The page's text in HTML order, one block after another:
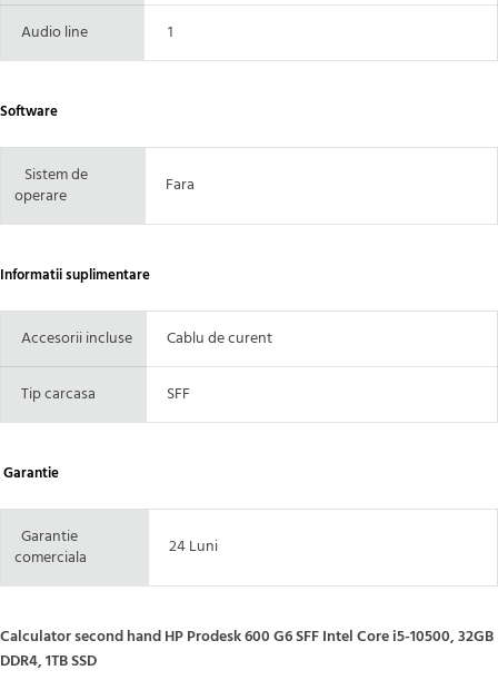
Audio line 1
Software
Sistem de
operare
Fara
Informatii suplimentare
Accesorii incluse Cablu de curent
Tip carcasa SFF
Garantie
Garantie
comerciala
24 Luni
Calculator second hand HP Prodesk 600 G6 SFF Intel Core i5-10500, 32GB
DDR4, 1TB SSD